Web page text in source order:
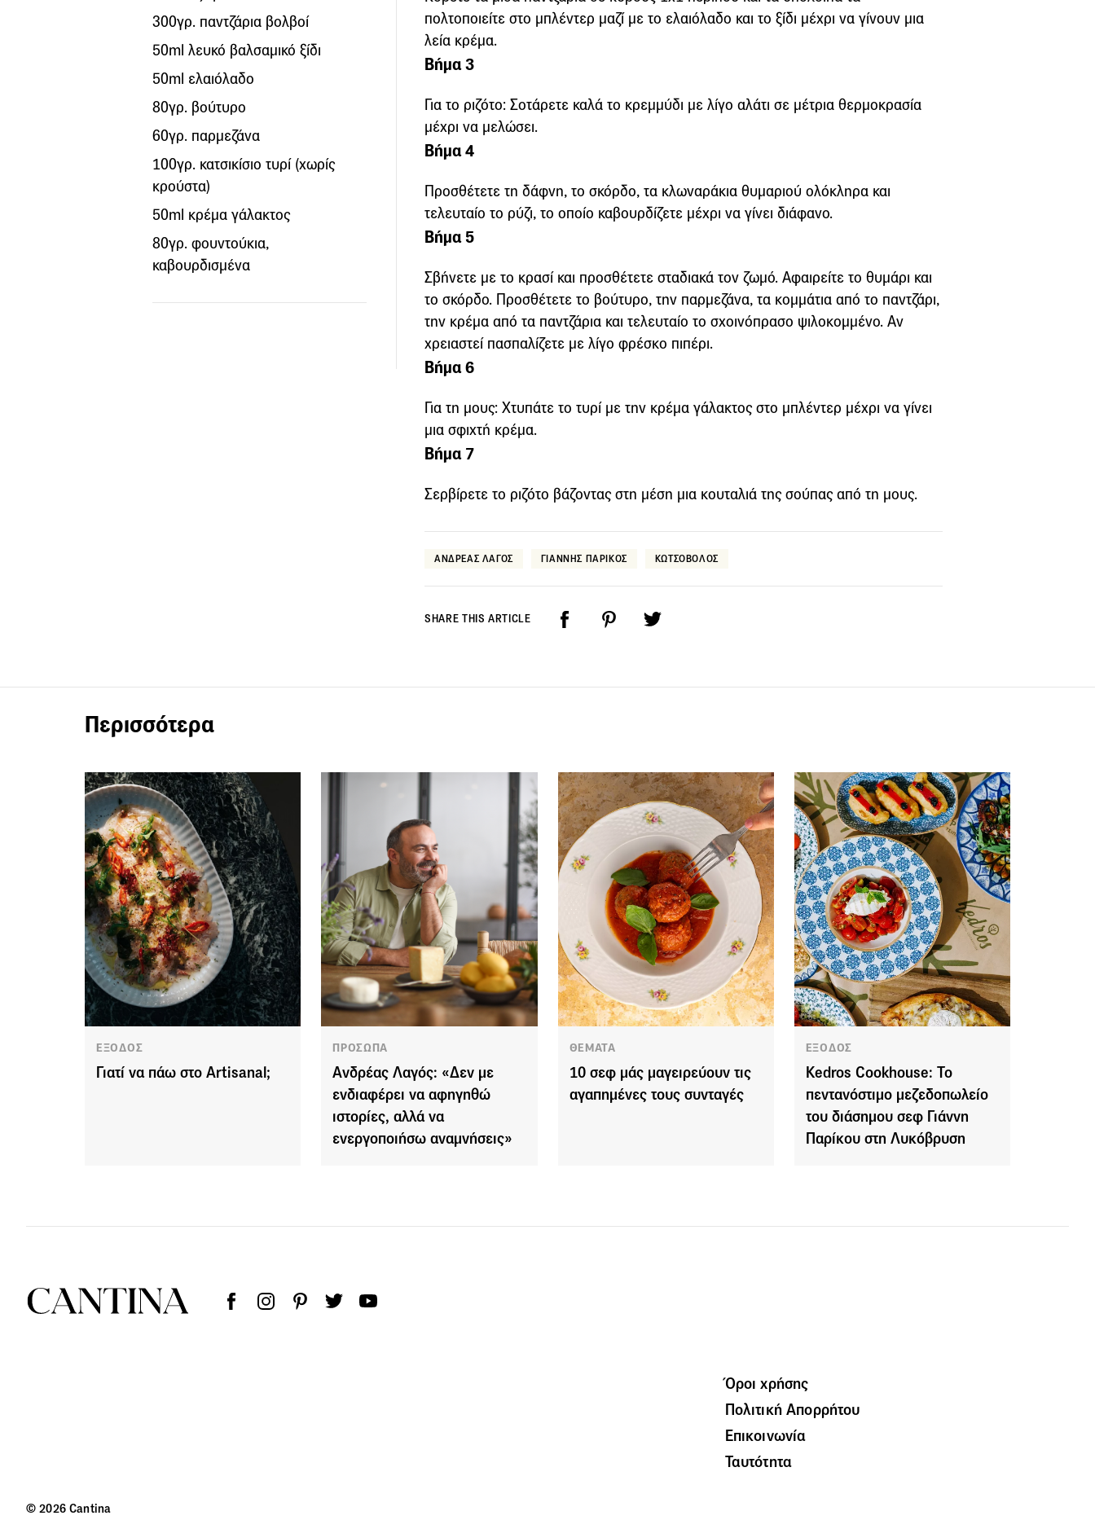
300γρ. παντζάρια βολβοί
50ml λευκό βαλσαμικό ξίδι
50ml ελαιόλαδο
80γρ. βούτυρο
60γρ. παρμεζάνα
100γρ. κατσικίσιο τυρί (χωρίς
κρούστα)
50ml κρέμα γάλακτος
80γρ. φουντούκια,
καβουρδισμένα
πολτοποιείτε στο μπλέντερ μαζί με το ελαιόλαδο και το ξίδι μέχρι να γίνουν μια
λεία κρέμα.
Βήμα 3
Για το ριζότο: Σοτάρετε καλά το κρεμμύδι με λίγο αλάτι σε μέτρια θερμοκρασία
μέχρι να μελώσει.
Βήμα 4
Προσθέτετε τη δάφνη, το σκόρδο, τα κλωναράκια θυμαριού ολόκληρα και
τελευταίο το ρύζι, το οποίο καβουρδίζετε μέχρι να γίνει διάφανο.
Βήμα 5
Σβήνετε με το κρασί και προσθέτετε σταδιακά τον ζωμό. Αφαιρείτε το θυμάρι και
το σκόρδο. Προσθέτετε το βούτυρο, την παρμεζάνα, τα κομμάτια από το παντζάρι,
την κρέμα από τα παντζάρια και τελευταίο το σχοινόπρασο ψιλοκομμένο. Αν
χρειαστεί πασπαλίζετε με λίγο φρέσκο πιπέρι.
Βήμα 6
Για τη μους: Χτυπάτε το τυρί με την κρέμα γάλακτος στο μπλέντερ μέχρι να γίνει
μια σφιχτή κρέμα.
Βήμα 7
Σερβίρετε το ριζότο βάζοντας στη μέση μια κουταλιά της σούπας από τη μους.
ΑΝΔΡΕΑΣ ΛΑΓΟΣ ΓΙΑΝΝΗΣ ΠΑΡΙΚΟΣ ΚΩΤΣΟΒΟΛΟΣ
SHARE THIS ARTICLE
Περισσότερα
ΕΞΟΔΟΣ
Γιατί να πάω στο Αrtisanal;
ΠΡΟΣΩΠΑ
Ανδρέας Λαγός: «Δεν με
ενδιαφέρει να αφηγηθώ
ιστορίες, αλλά να
ενεργοποιήσω αναμνήσεις»
ΘΕΜΑΤΑ
10 σεφ μάς μαγειρεύουν τις
αγαπημένες τους συνταγές
ΕΞΟΔΟΣ
Kedros Cookhouse: Το
πεντανόστιμο μεζεδοπωλείο
του διάσημου σεφ Γιάννη
Παρίκου στη Λυκόβρυση
Όροι χρήσης
Πολιτική Απορρήτου
Επικοινωνία
Ταυτότητα
© 2026 Cantina